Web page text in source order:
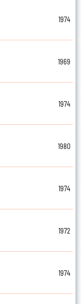
1974
1969
1974
1980
1974
1972
1974